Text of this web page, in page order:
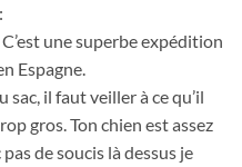
une superbe expédition
Espagne.
sac, il faut veiller à ce qu’il
gros. Ton chien est assez
de soucis là dessus je